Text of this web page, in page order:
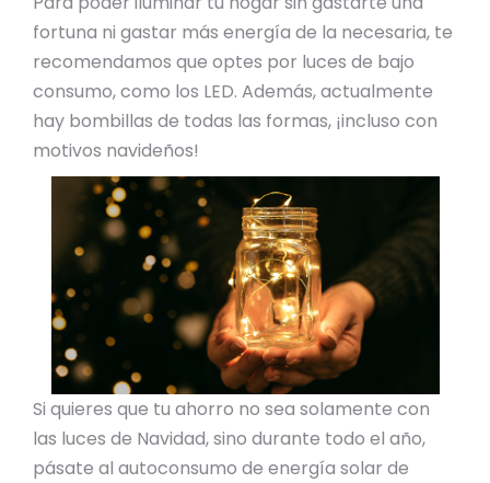
fortuna ni gastar más energía de la necesaria, te
recomendamos que optes por luces de bajo
consumo, como los LED. Además, actualmente
hay bombillas de todas las formas, ¡incluso con
motivos navideños!
Si quieres que tu ahorro no sea solamente con
las luces de Navidad, sino durante todo el año,
pásate al autoconsumo de energía solar de